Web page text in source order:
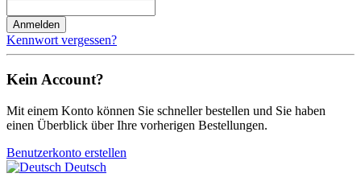
Anmelden
Kennwort vergessen?
Kein Account?
Mit einem Konto können Sie schneller bestellen und Sie haben
einen Überblick über Ihre vorherigen Bestellungen.
Benutzerkonto erstellen
Deutsch